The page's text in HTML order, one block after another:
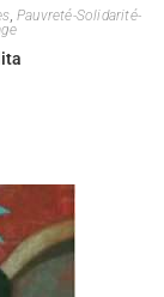
Pauvreté-Solidarité-